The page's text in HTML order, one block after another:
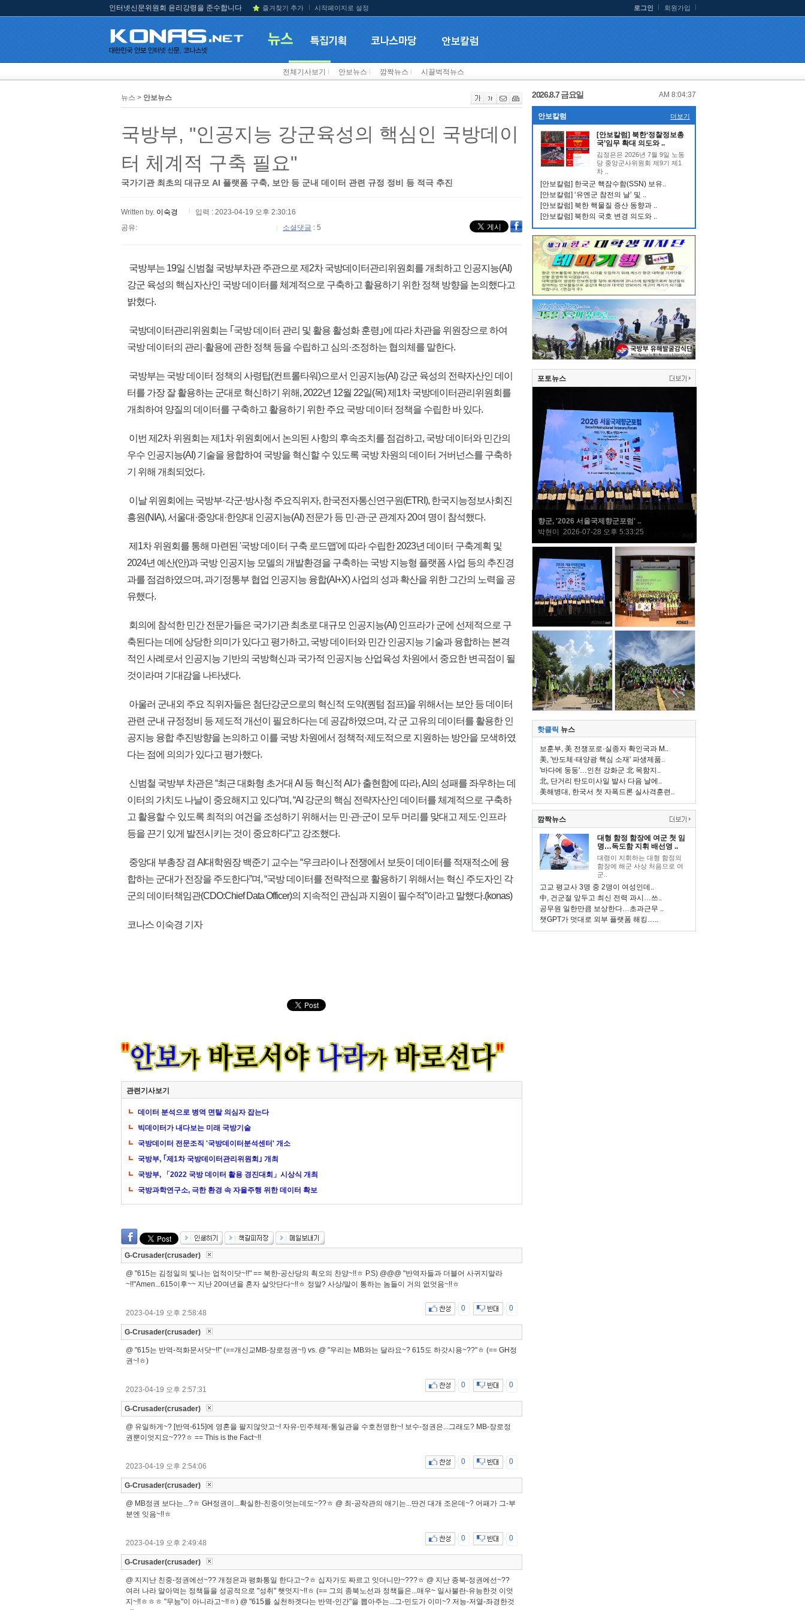
인터넷신문위원회 윤리강령을 준수합니다 즐겨찾기 추가 시작페이지로 설정 로그인 회원가입
전체기사보기 안보뉴스 깜짝뉴스 시끌벅적뉴스
뉴스 > 안보뉴스
국방부, "인공지능 강군육성의 핵심인 국방데이
터 체계적 구축 필요"
국가기관 최초의 대규모 AI 플랫폼 구축, 보안 등 군내 데이터 관련 규정 정비 등 적극 추진
Written by. 이숙경
입력 : 2023-04-19 오후 2:30:16
공유:
소셜댓글 : 5
국방부는 19일 신범철 국방부차관 주관으로 제2차 국방데이터관리위원회를 개최하고 인공지능(AI)
강군 육성의 핵심자산인 국방 데이터를 체계적으로 구축하고 활용하기 위한 정책 방향을 논의했다고
밝혔다.
국방데이터관리위원회는 ｢국방 데이터 관리 및 활용 활성화 훈령｣에 따라 차관을 위원장으로 하여
국방 데이터의 관리·활용에 관한 정책 등을 수립하고 심의·조정하는 협의체를 말한다.
국방부는 국방 데이터 정책의 사령탑(컨트롤타워)으로서 인공지능(AI) 강군 육성의 전략자산인 데이
터를 가장 잘 활용하는 군대로 혁신하기 위해, 2022년 12월 22일(목) 제1차 국방데이터관리위원회를
개최하여 양질의 데이터를 구축하고 활용하기 위한 주요 국방 데이터 정책을 수립한 바 있다.
이번 제2차 위원회는 제1차 위원회에서 논의된 사항의 후속조치를 점검하고, 국방 데이터와 민간의
우수 인공지능(AI) 기술을 융합하여 국방을 혁신할 수 있도록 국방 차원의 데이터 거버넌스를 구축하
기 위해 개최되었다.
이날 위원회에는 국방부·각군·방사청 주요직위자, 한국전자통신연구원(ETRI), 한국지능정보사회진
흥원(NIA), 서울대·중앙대·한양대 인공지능(AI) 전문가 등 민·관·군 관계자 20여 명이 참석했다.
제1차 위원회를 통해 마련된 '국방 데이터 구축 로드맵'에 따라 수립한 2023년 데이터 구축계획 및
2024년 예산(안)과 국방 인공지능 모델의 개발환경을 구축하는 국방 지능형 플랫폼 사업 등의 추진경
과를 점검하였으며, 과기정통부 협업 인공지능 융합(AI+X) 사업의 성과 확산을 위한 그간의 노력을 공
유했다.
회의에 참석한 민간 전문가들은 국가기관 최초로 대규모 인공지능(AI) 인프라가 군에 선제적으로 구
축된다는 데에 상당한 의미가 있다고 평가하고, 국방 데이터와 민간 인공지능 기술과 융합하는 본격
적인 사례로서 인공지능 기반의 국방혁신과 국가적 인공지능 산업육성 차원에서 중요한 변곡점이 될
것이라며 기대감을 나타냈다.
아울러 군내외 주요 직위자들은 첨단강군으로의 혁신적 도약(퀀텀 점프)을 위해서는 보안 등 데이터
관련 군내 규정정비 등 제도적 개선이 필요하다는 데 공감하였으며, 각 군 고유의 데이터를 활용한 인
공지능 융합 추진방향을 논의하고 이를 국방 차원에서 정책적·제도적으로 지원하는 방안을 모색하였
다는 점에 의의가 있다고 평가했다.
신범철 국방부 차관은 “최근 대화형 초거대 AI 등 혁신적 AI가 출현함에 따라, AI의 성패를 좌우하는 데
이터의 가치도 나날이 중요해지고 있다”며, “AI 강군의 핵심 전략자산인 데이터를 체계적으로 구축하
고 활용할 수 있도록 최적의 여건을 조성하기 위해서는 민·관·군이 모두 머리를 맞대고 제도·인프라
등을 끈기 있게 발전시키는 것이 중요하다”고 강조했다.
중앙대 부총장 겸 AI대학원장 백준기 교수는 “우크라이나 전쟁에서 보듯이 데이터를 적재적소에 융
합하는 군대가 전장을 주도한다”며, “국방 데이터를 전략적으로 활용하기 위해서는 혁신 주도자인 각
군의 데이터책임관(CDO:Chief Data Officer)의 지속적인 관심과 지원이 필수적”이라고 말했다.(konas)
코나스 이숙경 기자
관련기사보기
데이터 분석으로 병역 면탈 의심자 잡는다
빅데이터가 내다보는 미래 국방기술
국방데이터 전문조직 '국방데이터분석센터' 개소
국방부, ｢제1차 국방데이터관리위원회｣ 개최
국방부, 「2022 국방 데이터 활용 경진대회」시상식 개최
국방과학연구소, 극한 환경 속 자율주행 위한 데이터 확보
G-Crusader(crusader)
@ "615는 김정일의 빛나는 업적이닷~!!" == 북한-공산당의 쵝오의 찬양~!!ㅎ P.S) @@@ "반역자들과 더블어 사귀지말라
~!!"Amen...615이후~~ 지난 20여년을 혼자 살앗단다~!!ㅎ 정말? 사상/말이 통하는 놈들이 거의 없엇음~!!ㅎ
2023-04-19 오후 2:58:48
0 0
G-Crusader(crusader)
@ "615는 반역-적화문서닷~!!" (==개신교MB-장로정권~!) vs. @ "우리는 MB와는 달라요~? 615도 하갓시용~??"ㅎ (== GH정
권~!ㅎ)
2023-04-19 오후 2:57:31
0 0
G-Crusader(crusader)
@ 유일하게~? [반역-615]에 영혼을 팔지않앗고~! 자유-민주체제-통일관을 수호천명한~! 보수-정권은...그래도? MB-장로정
권뿐이엇지요~???ㅎ == This is the Fact~!!
2023-04-19 오후 2:54:06
0 0
G-Crusader(crusader)
@ MB정권 보다는...?ㅎ GH정권이...확실한-친중이엇는데도~??ㅎ @ 최-공작관의 애기는...딴건 대개 조은데~? 어패가 그-부
분엔 잇음~!!ㅎ
2023-04-19 오후 2:49:48
0 0
G-Crusader(crusader)
@ 지지난 친중-정권에선~?? 개정은과 평화통일 한다고~?ㅎ 십자가도 짜르고 잇더니만~???ㅎ @ 지난 종북-정권에선~??
여러 나라 말아먹는 정책들을 성공적으로 "성취" 햇엇지~!!ㅎ (== 그의 종북노선과 정책들은...매우~ 일사불란-유능한것 이엇
지~!!ㅎㅎㅎ "무능"이 아니라고~!!ㅎ) @ "615를 실천하겟다는 반역-인간"을 뽑아주는...그-민도가 이미~? 저능-저열-좌경한것
2026.8.7 금요일 AM 8:04:38
안보칼럼 더보기
[안보칼럼] 북한‘정찰정보총
국’임무 확대 의도와 ..
김정은은 2026년 7월 9일 노동
당 중앙군사위원회 제9기 제1
차 ..
[안보칼럼] 한국군 핵잠수함(SSN) 보유..
[안보칼럼] ‘유엔군 참전의 날’ 및 ..
[안보칼럼] 북한 핵물질 증산 동향과 ..
[안보칼럼] 북한의 국호 변경 의도와 ..
포토뉴스
향군, '2026 서울국제향군포럼' ..
박현미 2026-07-28 오후 5:33:25
핫클릭 뉴스
보훈부, 美 전쟁포로·실종자 확인국과 M..
美, '반도체·태양광 핵심 소재' 파생제품..
'바다에 둥둥'…인천 강화군 北 목함지..
北, 단거리 탄도미사일 발사 다음 날에..
美해병대, 한국서 첫 자폭드론 실사격훈련..
깜짝뉴스
대형 함정 함장에 여군 첫 임
명…독도함 지휘 배선영 ..
대령이 지휘하는 대형 함정의
함장에 해군 사상 처음으로 여
군..
고교 평교사 3명 중 2명이 여성인데..
中, 건군절 앞두고 최신 전력 과시…쓰..
공무원 일한만큼 보상한다…초과근무 ..
챗GPT가 멋대로 외부 플랫폼 해킹…..